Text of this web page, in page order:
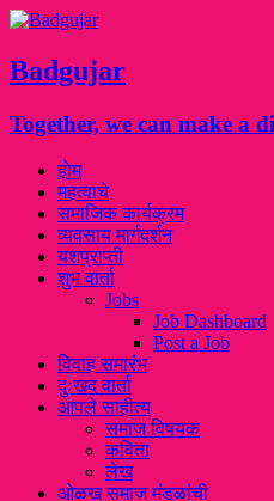
Badgujar
Together, we can make a
होम
महत्वाचे
समाजिक कार्यक्रम
व्यवसाय मार्गदर्शन
यशप्राप्ती
शुभ वार्ता
Jobs
Job Dashboard
Post a Job
विवाह समारंभ
दुःखद वार्ता
आपले साहीत्य
समाज विषयक
कविता
लेख
ओळख समाज मंडळांची